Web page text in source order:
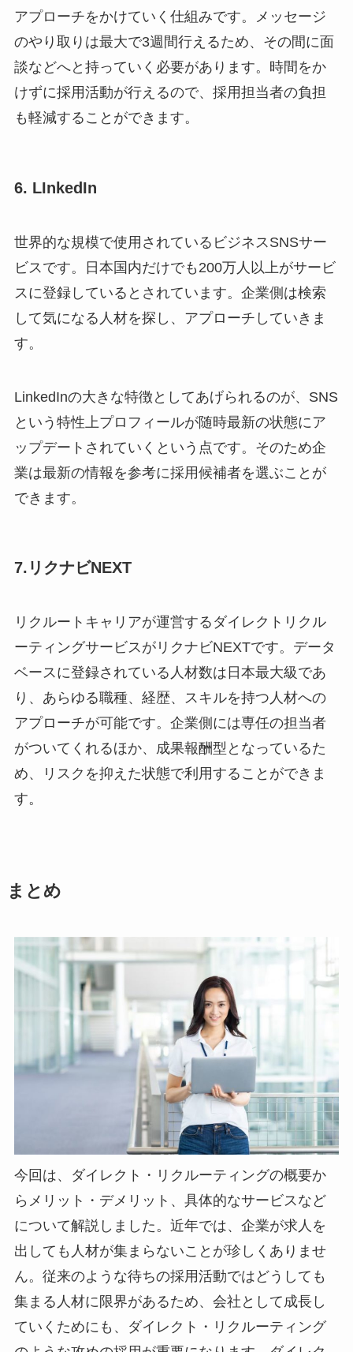
アプローチをかけていく仕組みです。メッセージ
のやり取りは最大で3週間行えるため、その間に面
談などへと持っていく必要があります。時間をか
けずに採用活動が行えるので、採用担当者の負担
も軽減することができます。
6. LInkedIn
世界的な規模で使用されているビジネスSNSサー
ビスです。日本国内だけでも200万人以上がサービ
スに登録しているとされています。企業側は検索
して気になる人材を探し、アプローチしていきま
す。
LinkedInの大きな特徴としてあげられるのが、SNS
という特性上プロフィールが随時最新の状態にア
ップデートされていくという点です。そのため企
業は最新の情報を参考に採用候補者を選ぶことが
できます。
7.リクナビNEXT
リクルートキャリアが運営するダイレクトリクル
ーティングサービスがリクナビNEXTです。データ
ベースに登録されている人材数は日本最大級であ
り、あらゆる職種、経歴、スキルを持つ人材への
アプローチが可能です。企業側には専任の担当者
がついてくれるほか、成果報酬型となっているた
め、リスクを抑えた状態で利用することができま
す。
まとめ
今回は、ダイレクト・リクルーティングの概要か
らメリット・デメリット、具体的なサービスなど
について解説しました。近年では、企業が求人を
出しても人材が集まらないことが珍しくありませ
ん。従来のような待ちの採用活動ではどうしても
集まる人材に限界があるため、会社として成長し
ていくためにも、ダイレクト・リクルーティング